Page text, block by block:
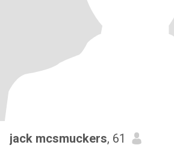
jack mcsmuckers, 61